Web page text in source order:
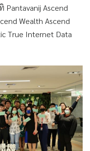
Pantavanij Ascend
Wealth Ascend
True Internet Data